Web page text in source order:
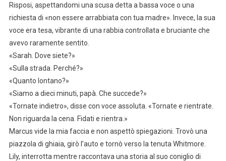
Risposi, aspettandomi una scusa detta a bassa voce o una
richiesta di «non essere arrabbiata con tua madre». Invece, la sua
voce era tesa, vibrante di una rabbia controllata e bruciante che
avevo raramente sentito.
«Sarah. Dove siete?»
«Sulla strada. Perché?»
«Quanto lontano?»
«Siamo a dieci minuti, papà. Che succede?»
«Tornate indietro», disse con voce assoluta. «Tornate e rientrate.
Non riguarda la cena. Fidati e rientra.»
Marcus vide la mia faccia e non aspettò spiegazioni. Trovò una
piazzola di ghiaia, girò l’auto e tornò verso la tenuta Whitmore.
Lily, interrotta mentre raccontava una storia al suo coniglio di